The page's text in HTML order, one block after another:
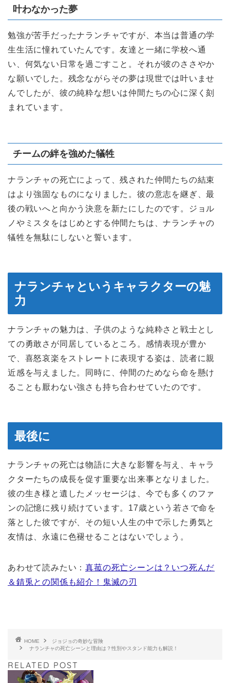
叶わなかった夢
勉強が苦手だったナランチャですが、本当は普通の学
生生活に憧れていたんです。友達と一緒に学校へ通
い、何気ない日常を過ごすこと。それが彼のささやか
な願いでした。残念ながらその夢は現世では叶いませ
んでしたが、彼の純粋な想いは仲間たちの心に深く刻
まれています。
チームの絆を強めた犠牲
ナランチャの死亡によって、残された仲間たちの結束
はより強固なものになりました。彼の意志を継ぎ、最
後の戦いへと向かう決意を新たにしたのです。ジョル
ノやミスタをはじめとする仲間たちは、ナランチャの
犠牲を無駄にしないと誓います。
ナランチャというキャラクターの魅
力
ナランチャの魅力は、子供のような純粋さと戦士とし
ての勇敢さが同居しているところ。感情表現が豊か
で、喜怒哀楽をストレートに表現する姿は、読者に親
近感を与えました。同時に、仲間のためなら命を懸け
ることも厭わない強さも持ち合わせていたのです。
最後に
ナランチャの死亡は物語に大きな影響を与え、キャラ
クターたちの成長を促す重要な出来事となりました。
彼の生き様と遺したメッセージは、今でも多くのファ
ンの記憶に残り続けています。17歳という若さで命を
落とした彼ですが、その短い人生の中で示した勇気と
友情は、永遠に色褪せることはないでしょう。
あわせて読みたい：真菰の死亡シーンは？いつ死んだ
＆錆兎との関係も紹介！鬼滅の刃
HOME
ジョジョの奇妙な冒険
ナランチャの死亡シーンと理由は？性別やスタンド能力も解説！
RELATED POST